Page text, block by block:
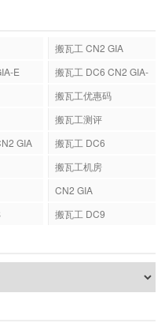
搬瓦工 CN2 GIA
E
搬瓦工 DC6 CN2 GIA-
搬瓦工优惠码
搬瓦工测评
GIA
搬瓦工 DC6
搬瓦工机房
CN2 GIA
搬瓦工 DC9